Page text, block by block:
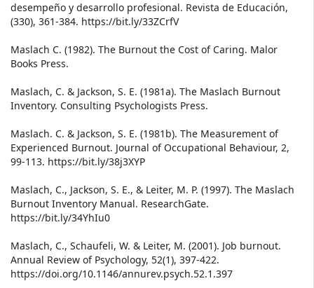
desempeño y desarrollo profesional. Revista de Educación,
(330), 361-384. https://bit.ly/33ZCrfV
Maslach C. (1982). The Burnout the Cost of Caring. Malor
Books Press.
Maslach, C. & Jackson, S. E. (1981a). The Maslach Burnout
Inventory. Consulting Psychologists Press.
Maslach. C. & Jackson, S. E. (1981b). The Measurement of
Experienced Burnout. Journal of Occupational Behaviour, 2,
99-113. https://bit.ly/38j3XYP
Maslach, C., Jackson, S. E., & Leiter, M. P. (1997). The Maslach
Burnout Inventory Manual. ResearchGate.
https://bit.ly/34YhIu0
Maslach, C., Schaufeli, W. & Leiter, M. (2001). Job burnout.
Annual Review of Psychology, 52(1), 397-422.
https://doi.org/10.1146/annurev.psych.52.1.397